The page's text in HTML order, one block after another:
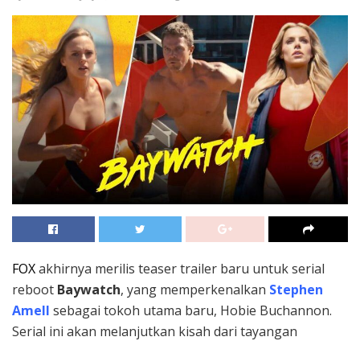
FOXakhirnya merilis teaser trailer baru untuk serial
reboot Baywatch, yang memperkenalkan Stephen
Amell sebagai tokoh utama baru, Hobie Buchannon.
Serial ini akan melanjutkan kisah dari tayangan